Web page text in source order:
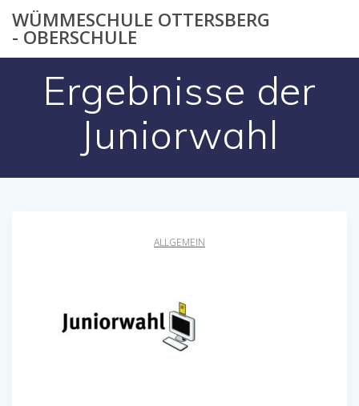
Inhalt
WÜMMESCHULE OTTERSBERG
- OBERSCHULE
Ergebnisse der
Juniorwahl
ALLGEMEIN